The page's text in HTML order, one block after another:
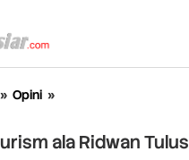
» Opini »
ala
Ridwan
ala Ridwan Tulus